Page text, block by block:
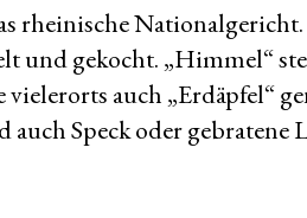
rheinische
und gekocht. „Himmel“
auch „Erdäpfel“
Speck oder